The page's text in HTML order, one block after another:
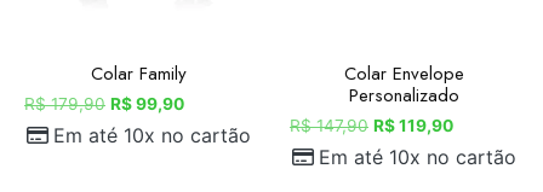
Colar Family
R$179,90 R$99,90
Em até 10x no cartão
Colar Envelope
Personalizado
R$147,90 R$119,90
Em até 10x no cartão